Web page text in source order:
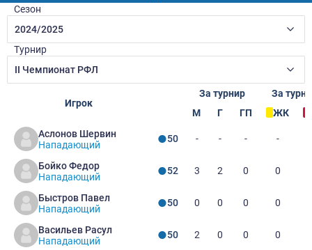
Сезон
2024/2025
Турнир
II Чемпионат РФЛ
Игрок
За турнир
За
М
Г ГП ЖК
Аслонов Шервин
Нападающий
50 - - - -
Бойко Федор
Нападающий
52 3 2 0 0
Быстров Павел
Нападающий
50 0 0 0 0
Васильев Расул
Нападающий
50 2 0 0 0